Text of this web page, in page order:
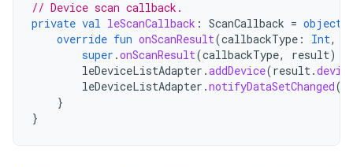
// Device scan callback.
private val leScanCallback : ScanCallback = object
override fun onScanResult(callbackType : Int,
super .onScanResult(callbackType, result)
leDeviceListAdapter .addDevice(result.
leDeviceListAdapter .notifyDataSetChanged()
}
}